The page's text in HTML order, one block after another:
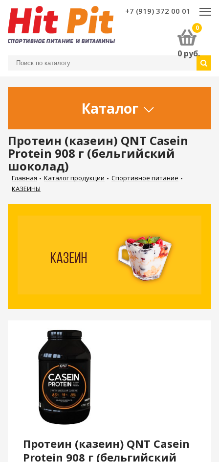
0
0 руб.
+7 (919) 372 00 01
Каталог
Протеин (казеин) QNT Casein
Protein 908 г (бельгийский
шоколад)
Главная Каталог продукции
Спортивное питание
КАЗЕИНЫ
Протеин (казеин) QNT Casein
Protein 908 г (бельгийский